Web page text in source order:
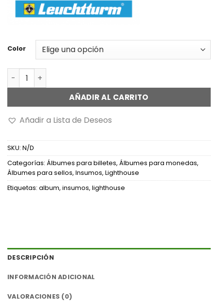
Color
Álbum Optima Classic c/estuche s/hojas cantidad
AÑADIR AL CARRITO
Añadir a Lista de Deseos
SKU: N/D
Categorías: Álbumes para billetes, Álbumes para monedas,
Álbumes para sellos, Insumos, Lighthouse
Etiquetas: album, insumos, lighthouse
DESCRIPCIÓN
INFORMACIÓN ADICIONAL
VALORACIONES (0)